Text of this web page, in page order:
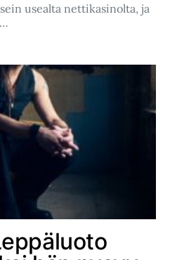
usealta nettikasinolta, ja